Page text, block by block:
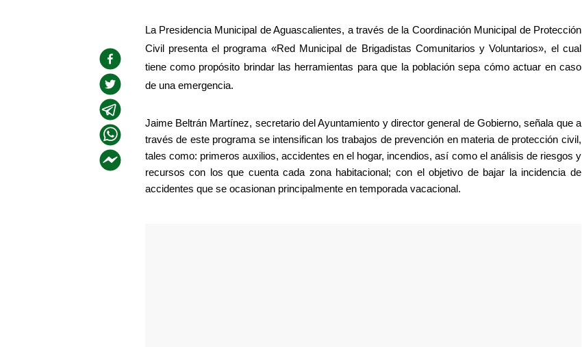
La Presidencia Municipal de Aguascalientes, a través de la Coordinación Municipal de Protección
Civil presenta el programa «Red Municipal de Brigadistas Comunitarios y Voluntarios», el cual
tiene como propósito brindar las herramientas para que la población sepa cómo actuar en caso
de una emergencia.
Jaime Beltrán Martínez, secretario del Ayuntamiento y director general de Gobierno, señala que a
través de este programa se intensifican los trabajos de prevención en materia de protección civil,
tales como: primeros auxilios, accidentes en el hogar, incendios, así como el análisis de riesgos y
recursos con los que cuenta cada zona habitacional; con el objetivo de bajar la incidencia de
accidentes que se ocasionan principalmente en temporada vacacional.